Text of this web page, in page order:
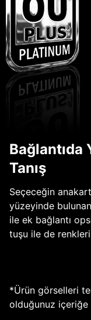
Bağlantıda
Tanış
Seçeceğin
yüzeyinde
ile ek bağlantı
tuşu ile de
*Ürün görselleri
olduğunuz